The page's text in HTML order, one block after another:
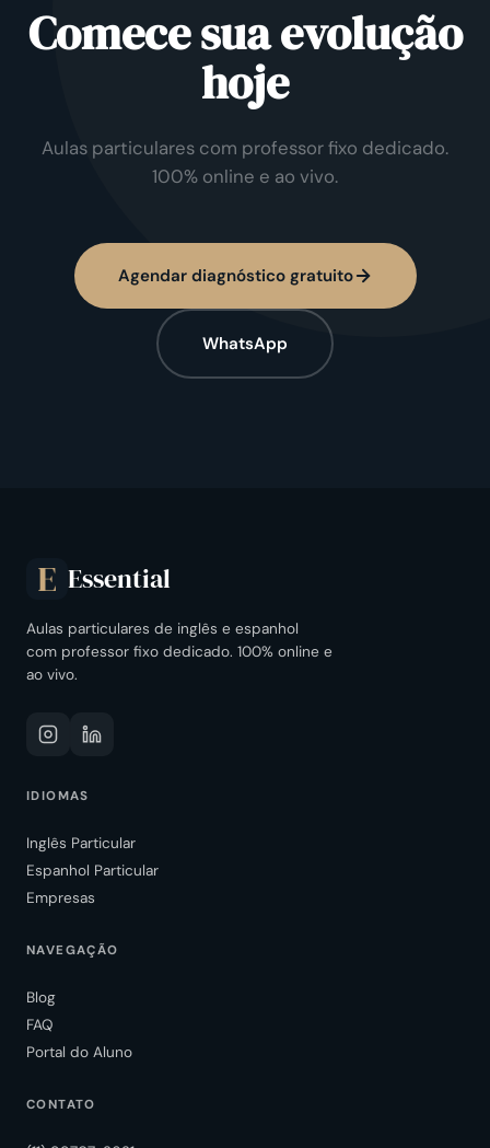
Comece sua evolução
hoje
Aulas particulares com professor fixo dedicado.
100% online e ao vivo.
Agendar diagnóstico gratuito
WhatsApp
E Essential
Aulas particulares de inglês e espanhol
com professor fixo dedicado. 100% online e
ao vivo.
IDIOMAS
Inglês Particular
Espanhol Particular
Empresas
NAVEGAÇÃO
Blog
FAQ
Portal do Aluno
CONTATO